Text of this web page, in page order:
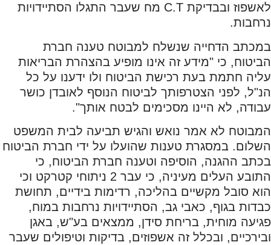
לאשפוז ובבדיקת C.T מח שעבר התגלו הסתיידויות
נרחבות.
במכתב הדחייה שנשלח למבוטח טענה חברת
הביטוח, כי "מידע זה אינו מופיע בהצהרת הבריאות
עליה חתמת בעת רכישת הביטוח ולו ידענו על כל
הנ"ל, לפני הצטרפותך לביטוח הנוסף לאובדן כושר
עבודה, לא היינו מסכימים לבטח אותך".
המבוטח לא אמר נואש והגיש תביעה לבית המשפט
השלום. במסגרת טענות שהועלו על ידי חברת הביטוח
בכתב ההגנה, הוסיפה וטענה חברת הביטוח, כי
התובע העלים מעיניה, כי עבר 2 ניתוחי קטרקט וכי
הוא סובל מקשיים בהליכה, רדימות בידיים, תחושת
כבדות בגוף, כאבי גב, הסתיידויות נרחבות במוח,
פגיעה מוחית, בריחת סידן, ממצאים בע"ש, באגן
ובירכיים, ובכלל זה אשפוזים, בדיקות וטיפולים שעבר